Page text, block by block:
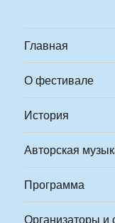
Главная
О фестивале
История
Авторская
Программа
Организаторы и